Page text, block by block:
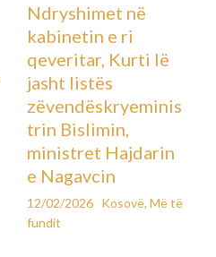
Ndryshimet në
kabinetin e ri
qeveritar, Kurti lë
jasht listës
zëvendëskryeminis
trin Bislimin,
ministret Hajdarin
e Nagavcin
12/02/2026 Kosovë, Më të
fundit